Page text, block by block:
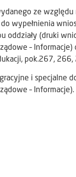
ze względu
wypełnienia
oddziały (druki
–
pok.267, 266,
i specjalne
– Informacje).